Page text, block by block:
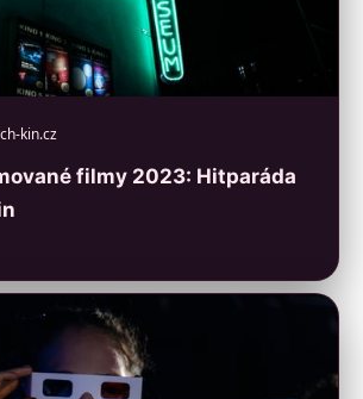
kin.cz
filmy 2023: Hitparáda